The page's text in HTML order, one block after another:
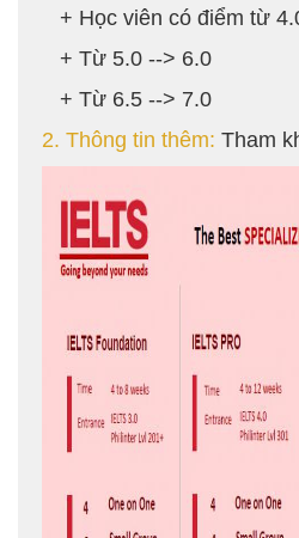
+ Học viên có điểm từ
+ Từ 5.0 --> 6.0
+ Từ 6.5 --> 7.0
2. Thông tin thêm: Tham